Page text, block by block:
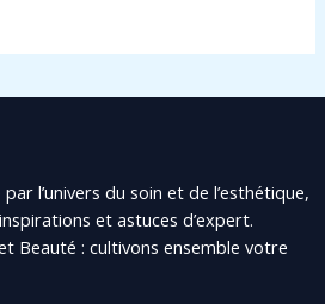
par l’univers du soin et de l’esthétique,
et astuces d’expert.
Beauté : cultivons ensemble votre